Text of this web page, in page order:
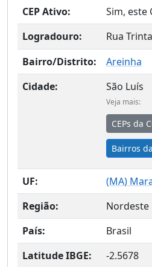
CEP Ativo:
Sim, este
Logradouro:
Rua
Bairro/Distrito:
Areinha
Cidade:
São Luís
Veja mais:
CEPs da
Bairros
UF: (MA)
Região:
Nordeste
País:
Brasil
Latitude IBGE:
-2.5678